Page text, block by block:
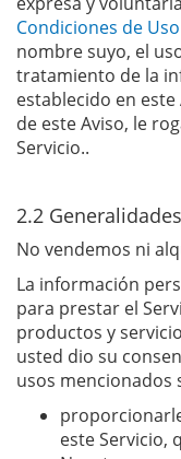
Condiciones de Uso
nombre suyo, el
tratamiento de la
establecido en
de este Aviso, le
Servicio..
2.2 Generalidades
No vendemos ni
La información
para prestar el
productos y
usted dio su
usos mencionados
este Servicio,